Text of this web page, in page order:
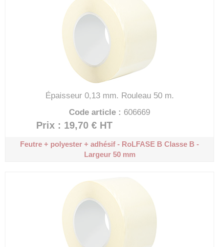
Épaisseur 0,13 mm. Rouleau 50 m.
Code article : 606669
Prix : 19,70 € HT
Feutre + polyester + adhésif - RoLFASE B Classe B -
Largeur 50 mm